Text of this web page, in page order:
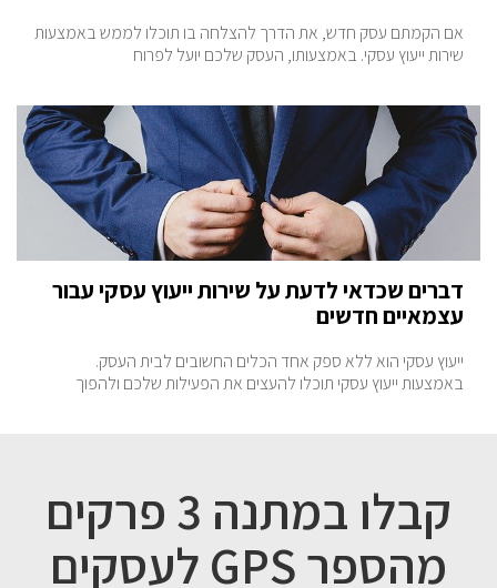
אם הקמתם עסק חדש, את הדרך להצלחה בו תוכלו לממש באמצעות
שירות ייעוץ עסקי. באמצעותו, העסק שלכם יועל לפרוח
דברים שכדאי לדעת על שירות ייעוץ עסקי עבור
עצמאיים חדשים
ייעוץ עסקי הוא ללא ספק אחד הכלים החשובים לבית העסק.
באמצעות ייעוץ עסקי תוכלו להעצים את הפעילות שלכם ולהפוך
קבלו במתנה 3 פרקים
מהספר GPS לעסקים